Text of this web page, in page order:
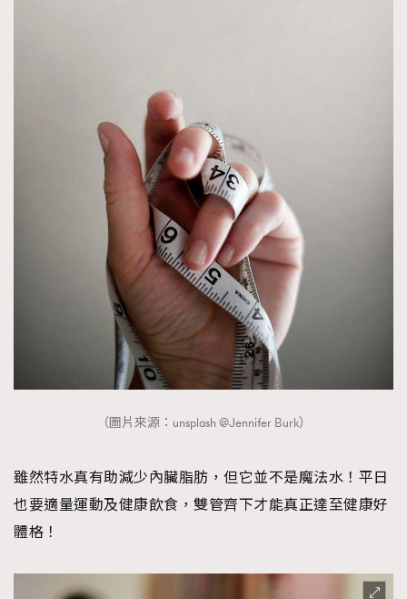
（圖片來源：unsplash @Jennifer Burk）
雖然特水真有助減少內臟脂肪，但它並不是魔法水！平日
也要適量運動及健康飲食，雙管齊下才能真正達至健康好
體格！